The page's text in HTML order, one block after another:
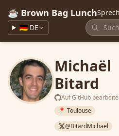
☕ Brown Bag Lunch
🇩🇪 DE
Michaël
Bitard
Auf GitHub
📍 Toulouse
@BitardMichael